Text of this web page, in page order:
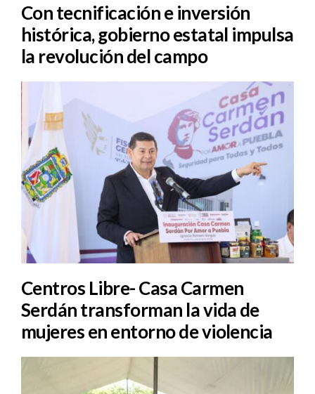
Con tecnificación e inversión
histórica, gobierno estatal impulsa
la revolución del campo
Centros Libre- Casa Carmen
Serdán transforman la vida de
mujeres en entorno de violencia